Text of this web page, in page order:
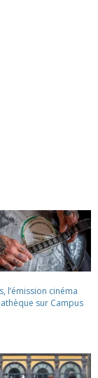
l’émission cinéma
sur Campus